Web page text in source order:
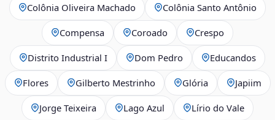
Colônia Oliveira Machado Colônia Santo Antônio
Compensa Coroado Crespo
Distrito Industrial I Dom Pedro Educandos
Flores Gilberto Mestrinho Glória Japiim
Jorge Teixeira Lago Azul Lírio do Vale